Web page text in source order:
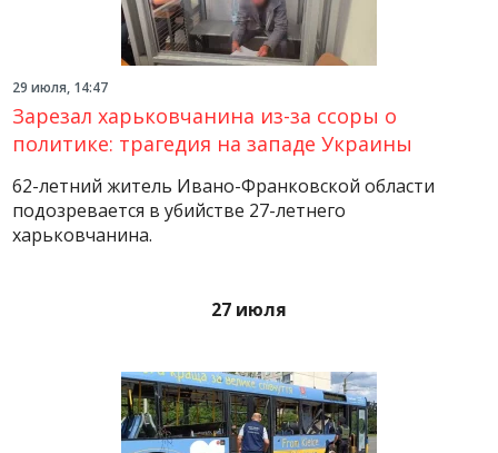
29 июля, 14:47
Зарезал харьковчанина из-за ссоры о
политике: трагедия на западе Украины
62-летний житель Ивано-Франковской области
подозревается в убийстве 27-летнего
харьковчанина.
27 июля